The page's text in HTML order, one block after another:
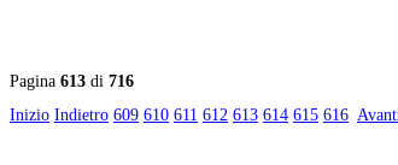
Pagina 613 di 716
Inizio Indietro 609 610 611 612 613 614 615 616